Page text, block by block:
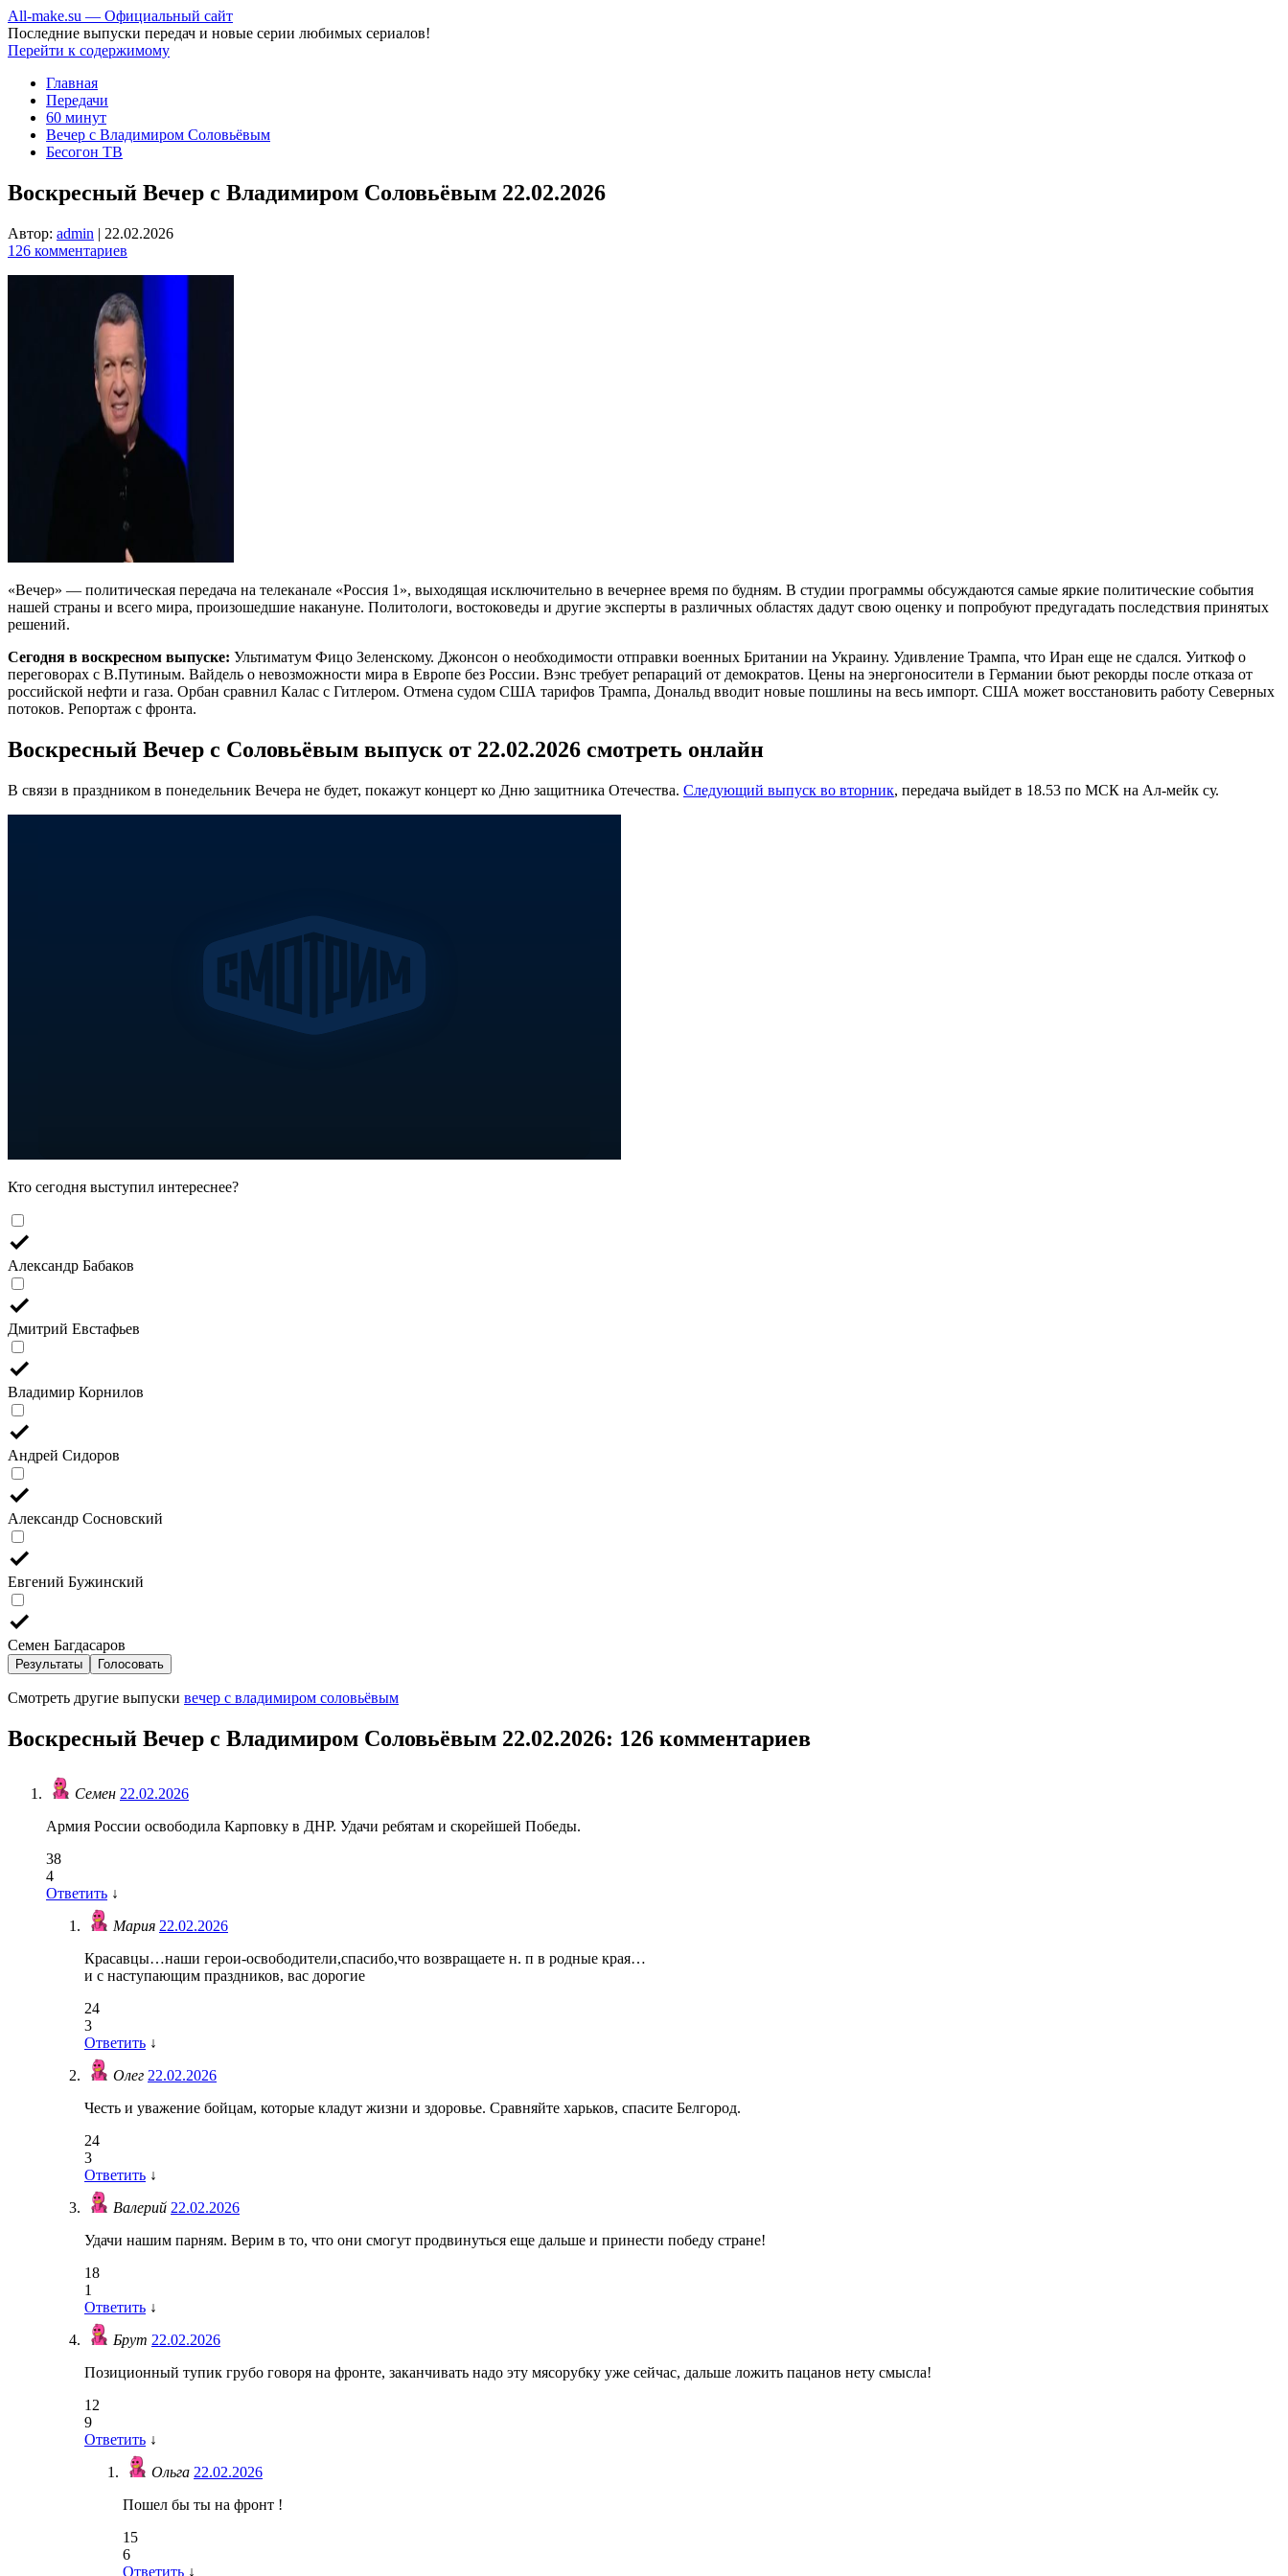
All-make.su — Официальный сайт
Последние выпуски передач и новые серии любимых сериалов!
Перейти к содержимому
Главная
Передачи
60 минут
Вечер с Владимиром Соловьёвым
Бесогон ТВ
Воскресный Вечер с Владимиром Соловьёвым 22.02.2026
Автор: admin | 22.02.2026
126 комментариев
«Вечер» — политическая передача на телеканале «Россия 1», выходящая исключительно в вечернее время по будням. В студии программы обсуждаются самые яркие политические события
нашей страны и всего мира, произошедшие накануне. Политологи, востоковеды и другие эксперты в различных областях дадут свою оценку и попробуют предугадать последствия принятых
решений.
Сегодня в воскресном выпуске: Ультиматум Фицо Зеленскому. Джонсон о необходимости отправки военных Британии на Украину. Удивление Трампа, что Иран еще не сдался. Уиткоф о
переговорах с В.Путиным. Вайдель о невозможности мира в Европе без России. Вэнс требует репараций от демократов. Цены на энергоносители в Германии бьют рекорды после отказа от
российской нефти и газа. Орбан сравнил Калас с Гитлером. Отмена судом США тарифов Трампа, Дональд вводит новые пошлины на весь импорт. США может восстановить работу Северных
потоков. Репортаж с фронта.
Воскресный Вечер с Соловьёвым выпуск от 22.02.2026 смотреть онлайн
В связи в праздником в понедельник Вечера не будет, покажут концерт ко Дню защитника Отечества. Следующий выпуск во вторник, передача выйдет в 18.53 по МСК на Ал-мейк су.
Кто сегодня выступил интереснее?
Александр Бабаков
Дмитрий Евстафьев
Владимир Корнилов
Андрей Сидоров
Александр Сосновский
Евгений Бужинский
Семен Багдасаров
Результаты Голосовать
Смотреть другие выпуски вечер с владимиром соловьёвым
Воскресный Вечер с Владимиром Соловьёвым 22.02.2026: 126 комментариев
Семен 22.02.2026
Армия России освободила Карповку в ДНР. Удачи ребятам и скорейшей Победы.
38
4
Ответить ↓
Мария 22.02.2026
Красавцы…наши герои-освободители,спасибо,что возвращаете н. п в родные края…
и с наступающим праздников, вас дорогие
24
3
Ответить ↓
Олег 22.02.2026
Честь и уважение бойцам, которые кладут жизни и здоровье. Сравняйте харьков, спасите Белгород.
24
3
Ответить ↓
Валерий 22.02.2026
Удачи нашим парням. Верим в то, что они смогут продвинуться еще дальше и принести победу стране!
18
1
Ответить ↓
Брут 22.02.2026
Позиционный тупик грубо говоря на фронте, заканчивать надо эту мясорубку уже сейчас, дальше ложить пацанов нету смысла!
12
9
Ответить ↓
Ольга 22.02.2026
Пошел бы ты на фронт !
15
6
Ответить ↓